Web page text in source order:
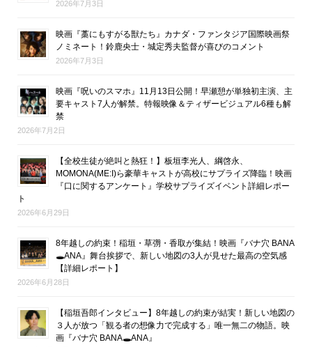
2026年7月3日
映画『藁にもすがる獣たち』カナダ・ファンタジア国際映画祭
ノミネート！鈴鹿央士・城定秀夫監督が喜びのコメント
2026年7月3日
映画『呪いのスマホ』11月13日公開！早瀬憩が単独初主演、主
要キャスト7人が解禁。特報映像＆ティザービジュアル6種も解
禁
2026年7月2日
【全校生徒が絶叫と熱狂！】板垣李光人、綱啓永、
MOMONA(ME:I)ら豪華キャストが高校にサプライズ降臨！映画
『口に関するアンケート』学校サプライズイベント詳細レポー
ト
2026年6月29日
8年越しの約束！稲垣・草彅・香取が集結！映画『バナ穴 BANA
🕳ANA』舞台挨拶で、新しい地図の3人が見せた最高の空気感
【詳細レポート】
2026年6月28日
【稲垣吾郎インタビュー】8年越しの約束が結実！新しい地図の
３人が放つ「観る者の想像力で完成する」唯一無二の物語。映
画『バナ穴 BANA🕳ANA』